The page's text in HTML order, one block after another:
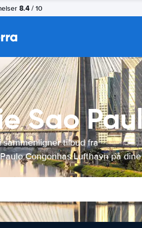
8.4 / 10
Sao
sammenligner tilbud fra
Congonhas Lufthavn på dine